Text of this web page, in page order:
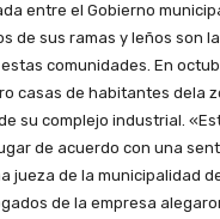
entre el Gobierno
de sus ramas y leños son
comunidades. En
casas de habitantes dela
su complejo industrial.
de acuerdo con una
jueza de la municipalidad
de la empresa